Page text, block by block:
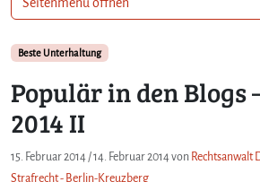
Beste Unterhaltung
Populär in den Blogs
2014 II
15. Februar 2014 /14. Februar 2014von Rechtsanwalt
Strafrecht - Berlin-Kreuzberg